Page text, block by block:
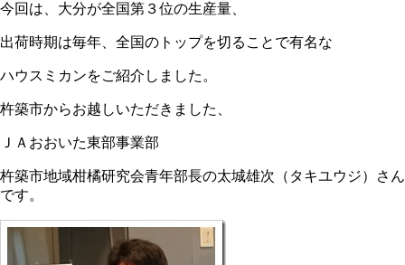
今回は、大分が全国第３位の生産量、
出荷時期は毎年、全国のトップを切ることで有名な
ハウスミカンをご紹介しました。
杵築市からお越しいただきました、
ＪＡおおいた東部事業部
杵築市地域柑橘研究会青年部長の太城雄次（タキユウジ）さん
です。